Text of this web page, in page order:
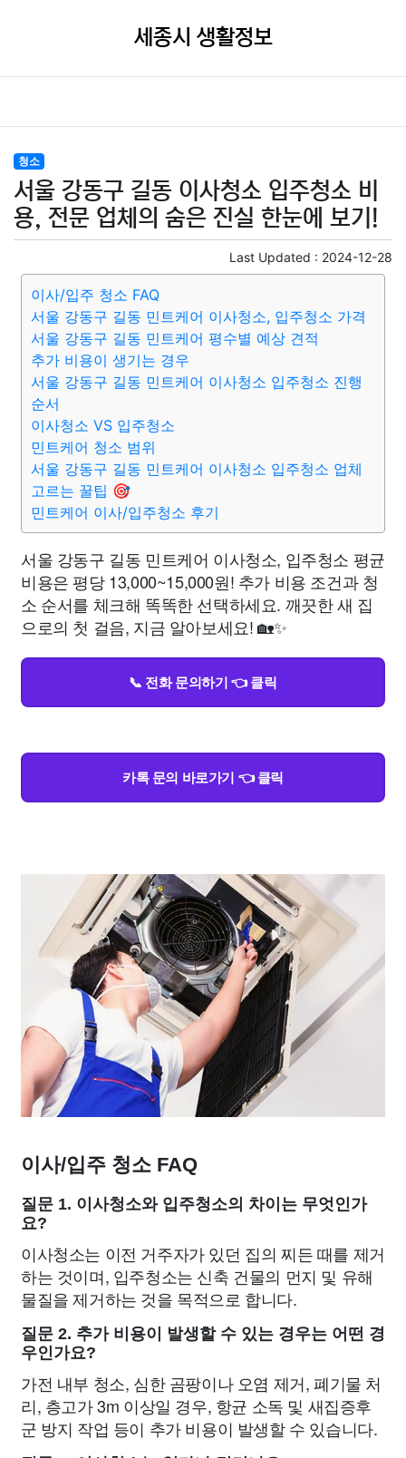
세종시 생활정보
청소
서울 강동구 길동 이사청소 입주청소 비
용, 전문 업체의 숨은 진실 한눈에 보기!
Last Updated : 2024-12-28
이사/입주 청소 FAQ
서울 강동구 길동 민트케어 이사청소, 입주청소 가격
서울 강동구 길동 민트케어 평수별 예상 견적
추가 비용이 생기는 경우
서울 강동구 길동 민트케어 이사청소 입주청소 진행
순서
이사청소 VS 입주청소
민트케어 청소 범위
서울 강동구 길동 민트케어 이사청소 입주청소 업체
고르는 꿀팁 🎯
민트케어 이사/입주청소 후기
서울 강동구 길동 민트케어 이사청소, 입주청소 평균
비용은 평당 13,000~15,000원! 추가 비용 조건과 청
소 순서를 체크해 똑똑한 선택하세요. 깨끗한 새 집
으로의 첫 걸음, 지금 알아보세요! 🏡✨
📞 전화 문의하기 👈 클릭
카톡 문의 바로가기 👈 클릭
이사/입주 청소 FAQ
질문 1. 이사청소와 입주청소의 차이는 무엇인가
요?
이사청소는 이전 거주자가 있던 집의 찌든 때를 제거
하는 것이며, 입주청소는 신축 건물의 먼지 및 유해
물질을 제거하는 것을 목적으로 합니다.
질문 2. 추가 비용이 발생할 수 있는 경우는 어떤 경
우인가요?
가전 내부 청소, 심한 곰팡이나 오염 제거, 폐기물 처
리, 층고가 3m 이상일 경우, 항균 소독 및 새집증후
군 방지 작업 등이 추가 비용이 발생할 수 있습니다.